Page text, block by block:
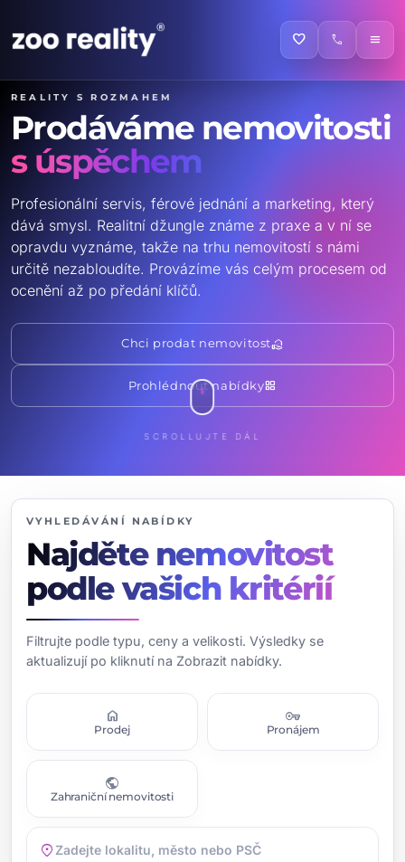
favorite call menu
Reality s rozmahem
Prodáváme nemovitosti
s úspěchem
Profesionální servis, férové jednání a marketing, který
dává smysl. Realitní džungle známe z praxe a v ní se
opravdu vyznáme, takže na trhu nemovitostí s námi
určitě nezabloudíte. Provázíme vás celým procesem od
ocenění až po předání klíčů.
Chci prodat nemovitostreal_estate_agent
Prohlédnout nabídkygrid_view
SCROLLUJTE DÁL
VYHLEDÁVÁNÍ NABÍDKY
Najděte nemovitost
podle vašich kritérií
Filtrujte podle typu, ceny a velikosti. Výsledky se
aktualizují po kliknutí na Zobrazit nabídky.
home
Prodej
vpn_key
Pronájem
public
Zahraniční nemovitosti
location_on